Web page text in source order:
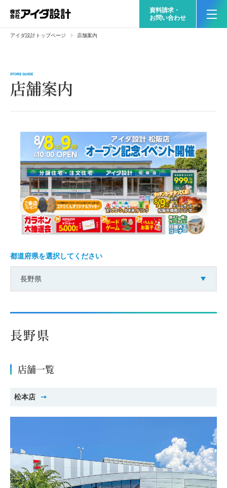
資料請求・
お問い合わせ
アイダ設計トップページ 店舗案内
店舗案内
STORE GUIDE
都道府県を選択してください
長野県
長野県
店舗一覧
松本店